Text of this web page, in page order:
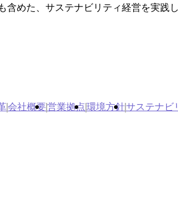
めた、サステナビリティ経営を実践
会社概要営業拠点環境方針サステナビ